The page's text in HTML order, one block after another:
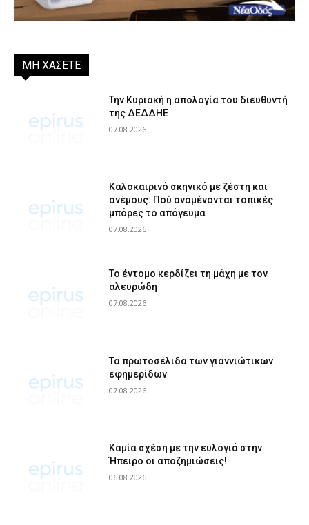
ΜΗ ΧΑΣΕΤΕ
Την Κυριακή η απολογία του διευθυντή
της ΔΕΔΔΗΕ
07.08.2026
Καλοκαιρινό σκηνικό με ζέστη και
ανέμους: Πού αναμένονται τοπικές
μπόρες το απόγευμα
07.08.2026
Το έντομο κερδίζει τη μάχη με τον
αλευρώδη
07.08.2026
Τα πρωτοσέλιδα των γιαννιώτικων
εφημερίδων
07.08.2026
Καμία σχέση με την ευλογιά στην
Ήπειρο οι αποζημιώσεις!
06.08.2026